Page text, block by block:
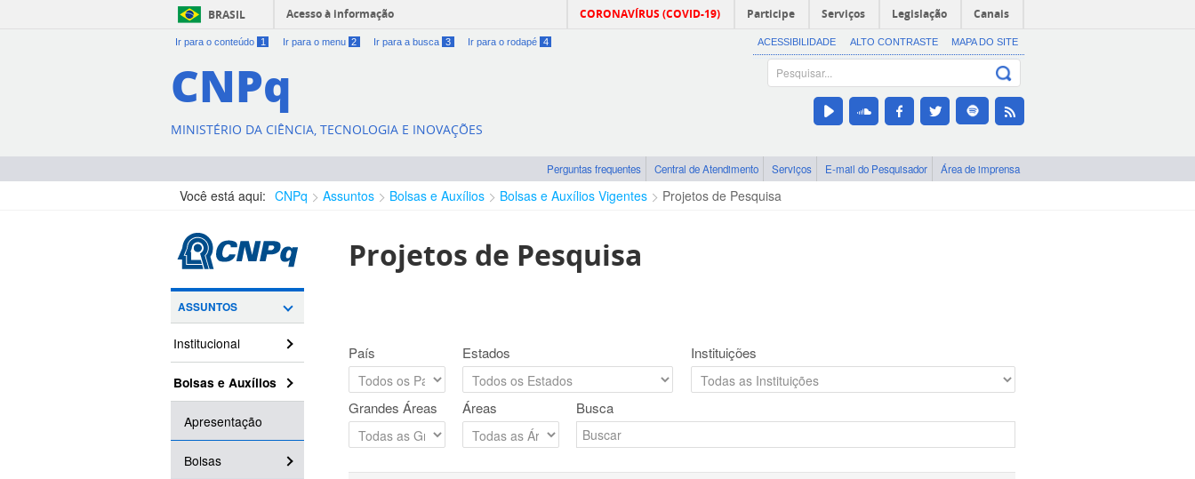
BRASIL Acesso à informação CORONAVÍRUS (COVID-19) Participe Serviços Legislação Canais
Ir para o conteúdo 1 Ir para o menu 2 Ir para a busca 3 Ir para o rodapé 4 ACESSIBILIDADE ALTO CONTRASTE MAPA DO SITE
CNPq
MINISTÉRIO DA CIÊNCIA, TECNOLOGIA E INOVAÇÕES
Perguntas frequentes Central de Atendimento Serviços E-mail do Pesquisador Área de imprensa
Você está aqui: CNPq Assuntos Bolsas e Auxílios Bolsas e Auxílios Vigentes Projetos de Pesquisa
ASSUNTOS
Institucional
Bolsas e Auxílios
Apresentação
Bolsas
Projetos de Pesquisa
País Estados Instituições
Grandes Áreas Áreas Busca